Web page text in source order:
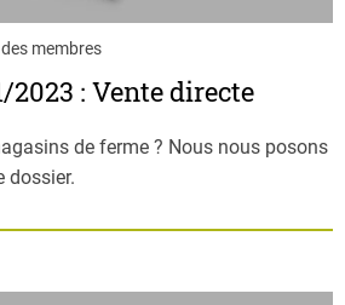
membres
2023 : Vente directe
de ferme ? Nous nous posons
dossier.